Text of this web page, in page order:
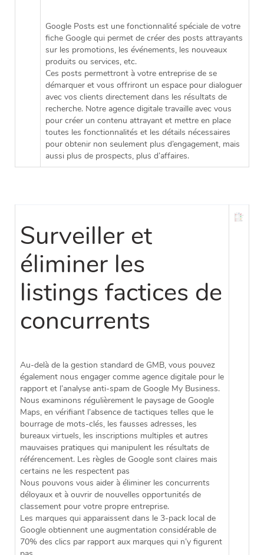
Google Posts est une fonctionnalité spéciale de votre
fiche Google qui permet de créer des posts attrayants
sur les promotions, les événements, les nouveaux
produits ou services, etc.
Ces posts permettront à votre entreprise de se
démarquer et vous offriront un espace pour dialoguer
avec vos clients directement dans les résultats de
recherche. Notre agence digitale travaille avec vous
pour créer un contenu attrayant et mettre en place
toutes les fonctionnalités et les détails nécessaires
pour obtenir non seulement plus d’engagement, mais
aussi plus de prospects, plus d’affaires.
Surveiller et
éliminer les
listings factices de
concurrents
Au-delà de la gestion standard de GMB, vous pouvez
également nous engager comme agence digitale pour le
rapport et l’analyse anti-spam de Google My Business.
Nous examinons régulièrement le paysage de Google
Maps, en vérifiant l’absence de tactiques telles que le
bourrage de mots-clés, les fausses adresses, les
bureaux virtuels, les inscriptions multiples et autres
mauvaises pratiques qui manipulent les résultats de
référencement. Les règles de Google sont claires mais
certains ne les respectent pas
Nous pouvons vous aider à éliminer les concurrents
déloyaux et à ouvrir de nouvelles opportunités de
classement pour votre propre entreprise.
Les marques qui apparaissent dans le 3-pack local de
Google obtiennent une augmentation considérable de
70% des clics par rapport aux marques qui n’y figurent